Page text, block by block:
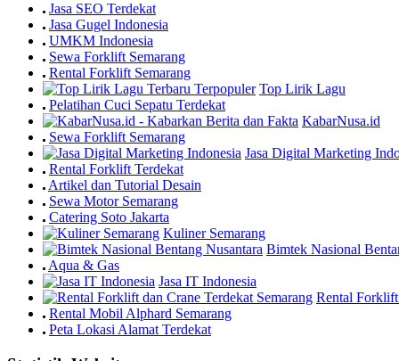
Jasa SEO Terdekat
Jasa Gugel Indonesia
UMKM Indonesia
Sewa Forklift Semarang
Rental Forklift Semarang
Top Lirik Lagu
Pelatihan Cuci Sepatu Terdekat
KabarNusa.id
Sewa Forklift Semarang
Jasa Digital Marketing
Rental Forklift Terdekat
Artikel dan Tutorial Desain
Sewa Motor Semarang
Catering Soto Jakarta
Kuliner Semarang
Bimtek Nasional
Aqua & Gas
Jasa IT Indonesia
Rental Forklift
Rental Mobil Alphard Semarang
Peta Lokasi Alamat Terdekat